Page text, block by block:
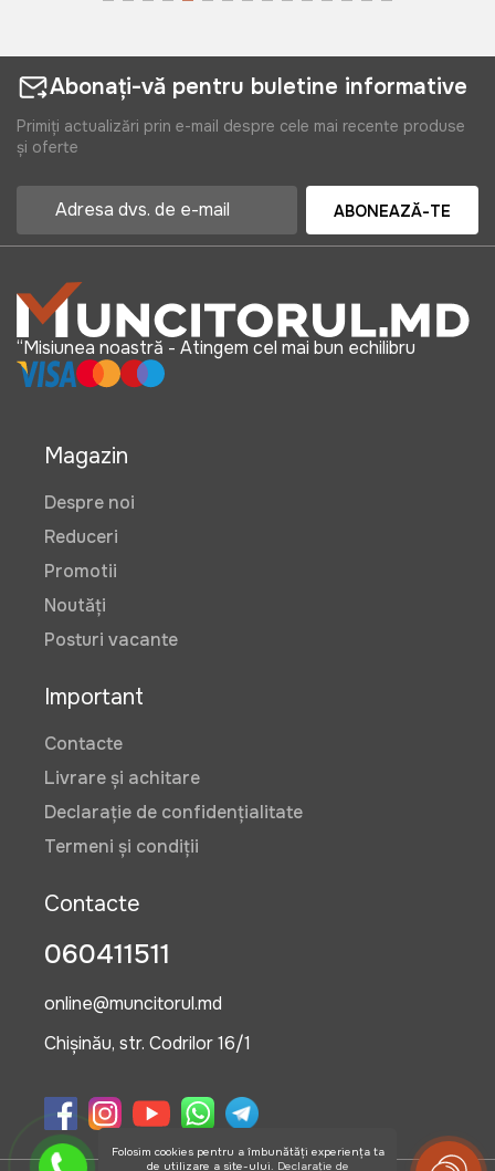
Abonați-vă pentru buletine informative
Primiți actualizări prin e-mail despre cele mai recente produse
și oferte
ABONEAZĂ-TE
“Misiunea noastră - Atingem cel mai bun echilibru
Magazin
Despre noi
Reduceri
Promotii
Noutăți
Posturi vacante
Important
Contacte
Livrare și achitare
Declarație de confidențialitate
Termeni și condiții
Contacte
060411511
online@muncitorul.md
Chișinău, str. Codrilor 16/1
Folosim cookies pentru a îmbunătăți experiența ta
de utilizare a site-ului. Declarație de